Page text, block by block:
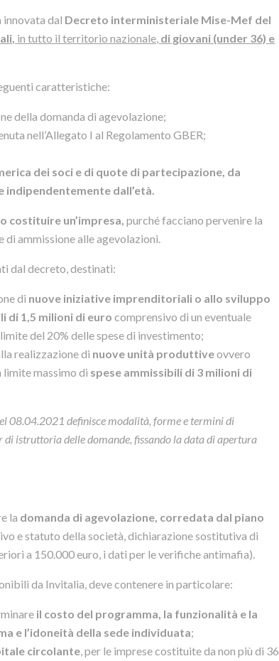
innovata dal Decreto interministeriale Mise-Mef del
in tutto il territorio nazionale, di giovani (under 36) e
caratteristiche:
della domanda di agevolazione;
nell’Allegato I al Regolamento GBER;
dei soci e di quote di partecipazione, da
dall’età.
costituire un’impresa, purché facciano pervenire la
ammissione alle agevolazioni.
dal decreto, destinati:
di nuove iniziative imprenditoriali o allo sviluppo
di 1,5 milioni di euro comprensivo di un eventuale
del 20% delle spese di investimento;
realizzazione di nuove unità produttiveovvero
limite massimo di spese ammissibili di 3 milioni di
08.04.2021 definisce modalità, forme e termini di
istruttoria delle domande, fissando la data di apertura
la domanda di agevolazione, corredata dal piano
e statuto della società, dichiarazione sostitutiva di
a 150.000 euro, i dati per le verifiche antimafia).
da Invitalia, deve contenere in particolare:
il costo del programma, la funzionalità e la
e l’idoneità della sede individuata;
circolante , per le imprese costituite da non più di 36